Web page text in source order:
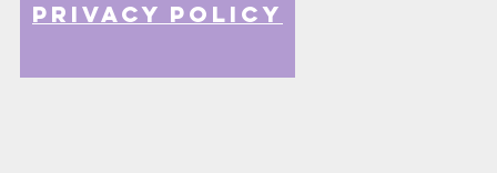
privacy policy